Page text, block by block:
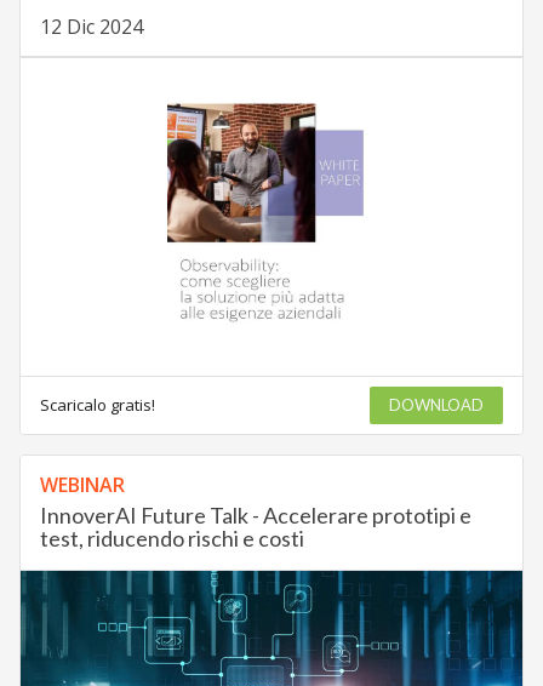
12 Dic 2024
Scaricalo gratis! DOWNLOAD
WEBINAR
InnoverAI Future Talk - Accelerare prototipi e
test, riducendo rischi e costi